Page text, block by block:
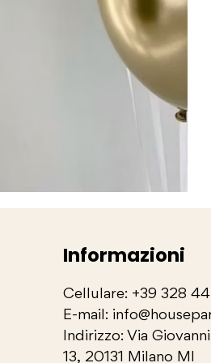
Informazioni
Cellulare: +39 328
E-mail:
Indirizzo: Via
13, 20131 Milano MI